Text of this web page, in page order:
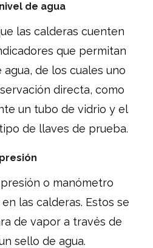
de agua
las calderas cuenten
que permitan
de los cuales uno
directa, como
un tubo de vidrio y el
de llaves de prueba.
o manómetro
las calderas. Estos se
de vapor a través de
sello de agua.